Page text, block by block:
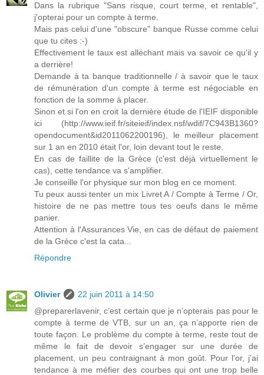
Dans la rubrique "Sans risque, court terme, et rentable",
j'opterai pour un compte à terme.
Mais pas celui d'une "obscure" banque Russe comme celui
que tu cites :-)
Effectivement le taux est alléchant mais va savoir ce qu'il y
a derrière!
Demande à ta banque traditionnelle / à savoir que le taux
de rémunération d'un compte à terme est négociable en
fonction de la somme à placer.
Sinon et si l'on en croit la dernière étude de l'IEIF disponible
ici (http://www.ieif.fr/siteieif/index.nsf/wdif/7C943B1360?
opendocument&id2011062200196), le meilleur placement
sur 1 an en 2010 était l'or, loin devant tout le reste.
En cas de faillite de la Grèce (c'est déjà virtuellement le
cas), cette tendance va s'amplifier.
Je conseille l'or physique sur mon blog en ce moment.
Tu peux aussi tenter un mix Livret A / Compte à Terme / Or,
histoire de ne pas mettre tous tes oeufs dans le même
panier.
Attention à l'Assurances Vie, en cas de défaut de paiement
de la Grèce c'est la cata...
Répondre
Olivier
22 juin 2011 à 14:50
@preparerlavenir, c’est certain que je n’opterais pas pour le
compte à terme de VTB, sur un an, ça n’apporte rien de
toute façon. Le problème du compte à terme, reste tout de
même le fait de devoir s’engager sur une durée de
placement, un peu contraignant à mon goût. Pour l’or, j’ai
tendance à me méfier des courbes qui ont une trop belle